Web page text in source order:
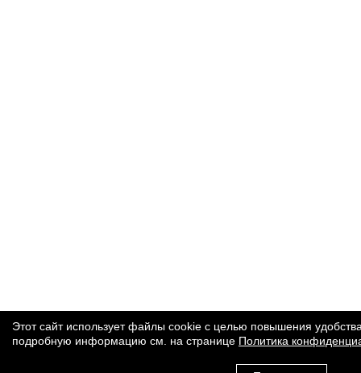
Этот сайт использует файлы cookie с целью повышения
подробную информацию см. на странице Политика